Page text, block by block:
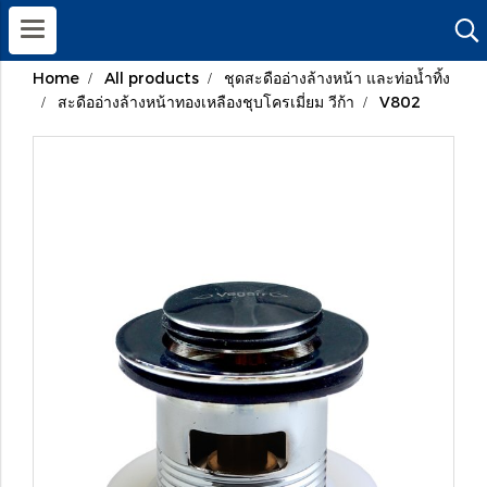
Home All products
ชุดสะดืออ่างล้างหน้า และท่อน้ำทิ้ง
สะดืออ่างล้างหน้าทองเหลืองชุบโครเมี่ยม วีก้า
V802